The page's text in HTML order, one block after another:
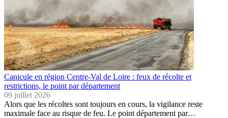
Canicule en région Centre-Val de Loire : feux de récolte et
restrictions, le point par département
09 juillet 2026
Alors que les récoltes sont toujours en cours, la vigilance reste
maximale face au risque de feu. Le point département par…